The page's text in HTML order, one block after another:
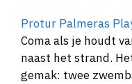
Protur Palmeras
Coma als je houdt
naast het strand.
gemak: twee